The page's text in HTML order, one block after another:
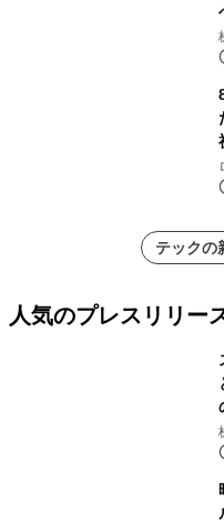
テックの
人気のプレスリリー